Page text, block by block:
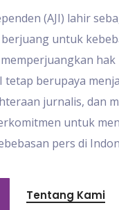
(AJI) lahir
untuk
tetap berupaya
jurnalis, dan
untuk
pers di
Tentang Kami